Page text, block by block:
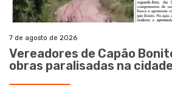
7 de agosto de 2026
Vereadores de Capão
obras paralisadas na cidade